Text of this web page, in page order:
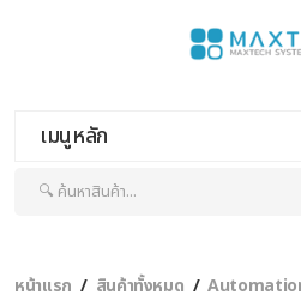
เมนูหลัก
หน้าแรก สินค้าทั้งหมด